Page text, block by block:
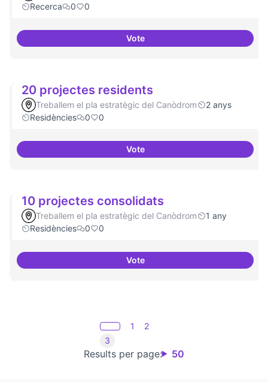
Recerca
0 0
Vote3-4 centres-lab internacionals
20 projectes residents
Treballem el pla estratègic del Canòdrom
2 anys
Residències
0 0
Vote20 projectes residents
10 projectes consolidats
Treballem el pla estratègic del Canòdrom
1 any
Residències
0 0
Vote10 projectes consolidats
Results per page: 50
1
2
3